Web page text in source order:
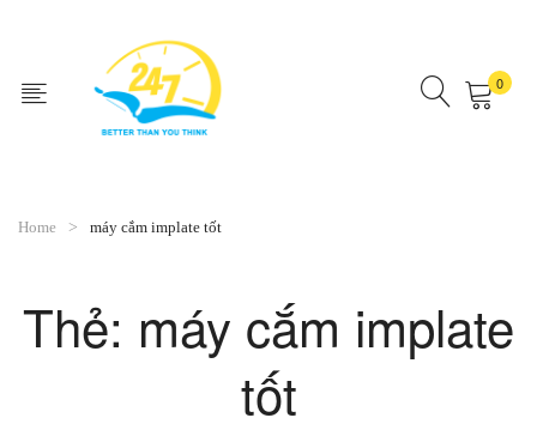
0
Home máy cắm implate tốt
Thẻ: máy cắm implate
tốt